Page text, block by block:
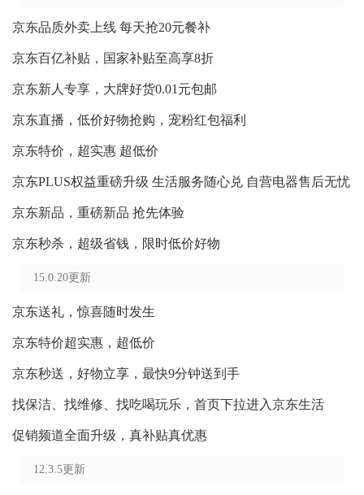
京东品质外卖上线 每天抢20元餐补
京东百亿补贴，国家补贴至高享8折
京东新人专享，大牌好货0.01元包邮
京东直播，低价好物抢购，宠粉红包福利
京东特价，超实惠 超低价
京东PLUS权益重磅升级 生活服务随心兑 自营电器售后无忧
京东新品，重磅新品 抢先体验
京东秒杀，超级省钱，限时低价好物
15.0.20更新
京东送礼，惊喜随时发生
京东特价超实惠，超低价
京东秒送，好物立享，最快9分钟送到手
找保洁、找维修、找吃喝玩乐，首页下拉进入京东生活
促销频道全面升级，真补贴真优惠
12.3.5更新